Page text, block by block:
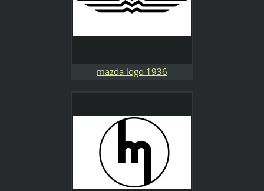
mazda logo 1936